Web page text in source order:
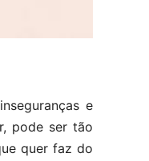
e
pode ser tão
quer faz do